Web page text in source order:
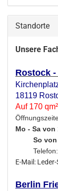
Standorte
Unsere
Rostock
18119
Auf 170
Mo - Sa von
So von
E-Mail:
Berlin